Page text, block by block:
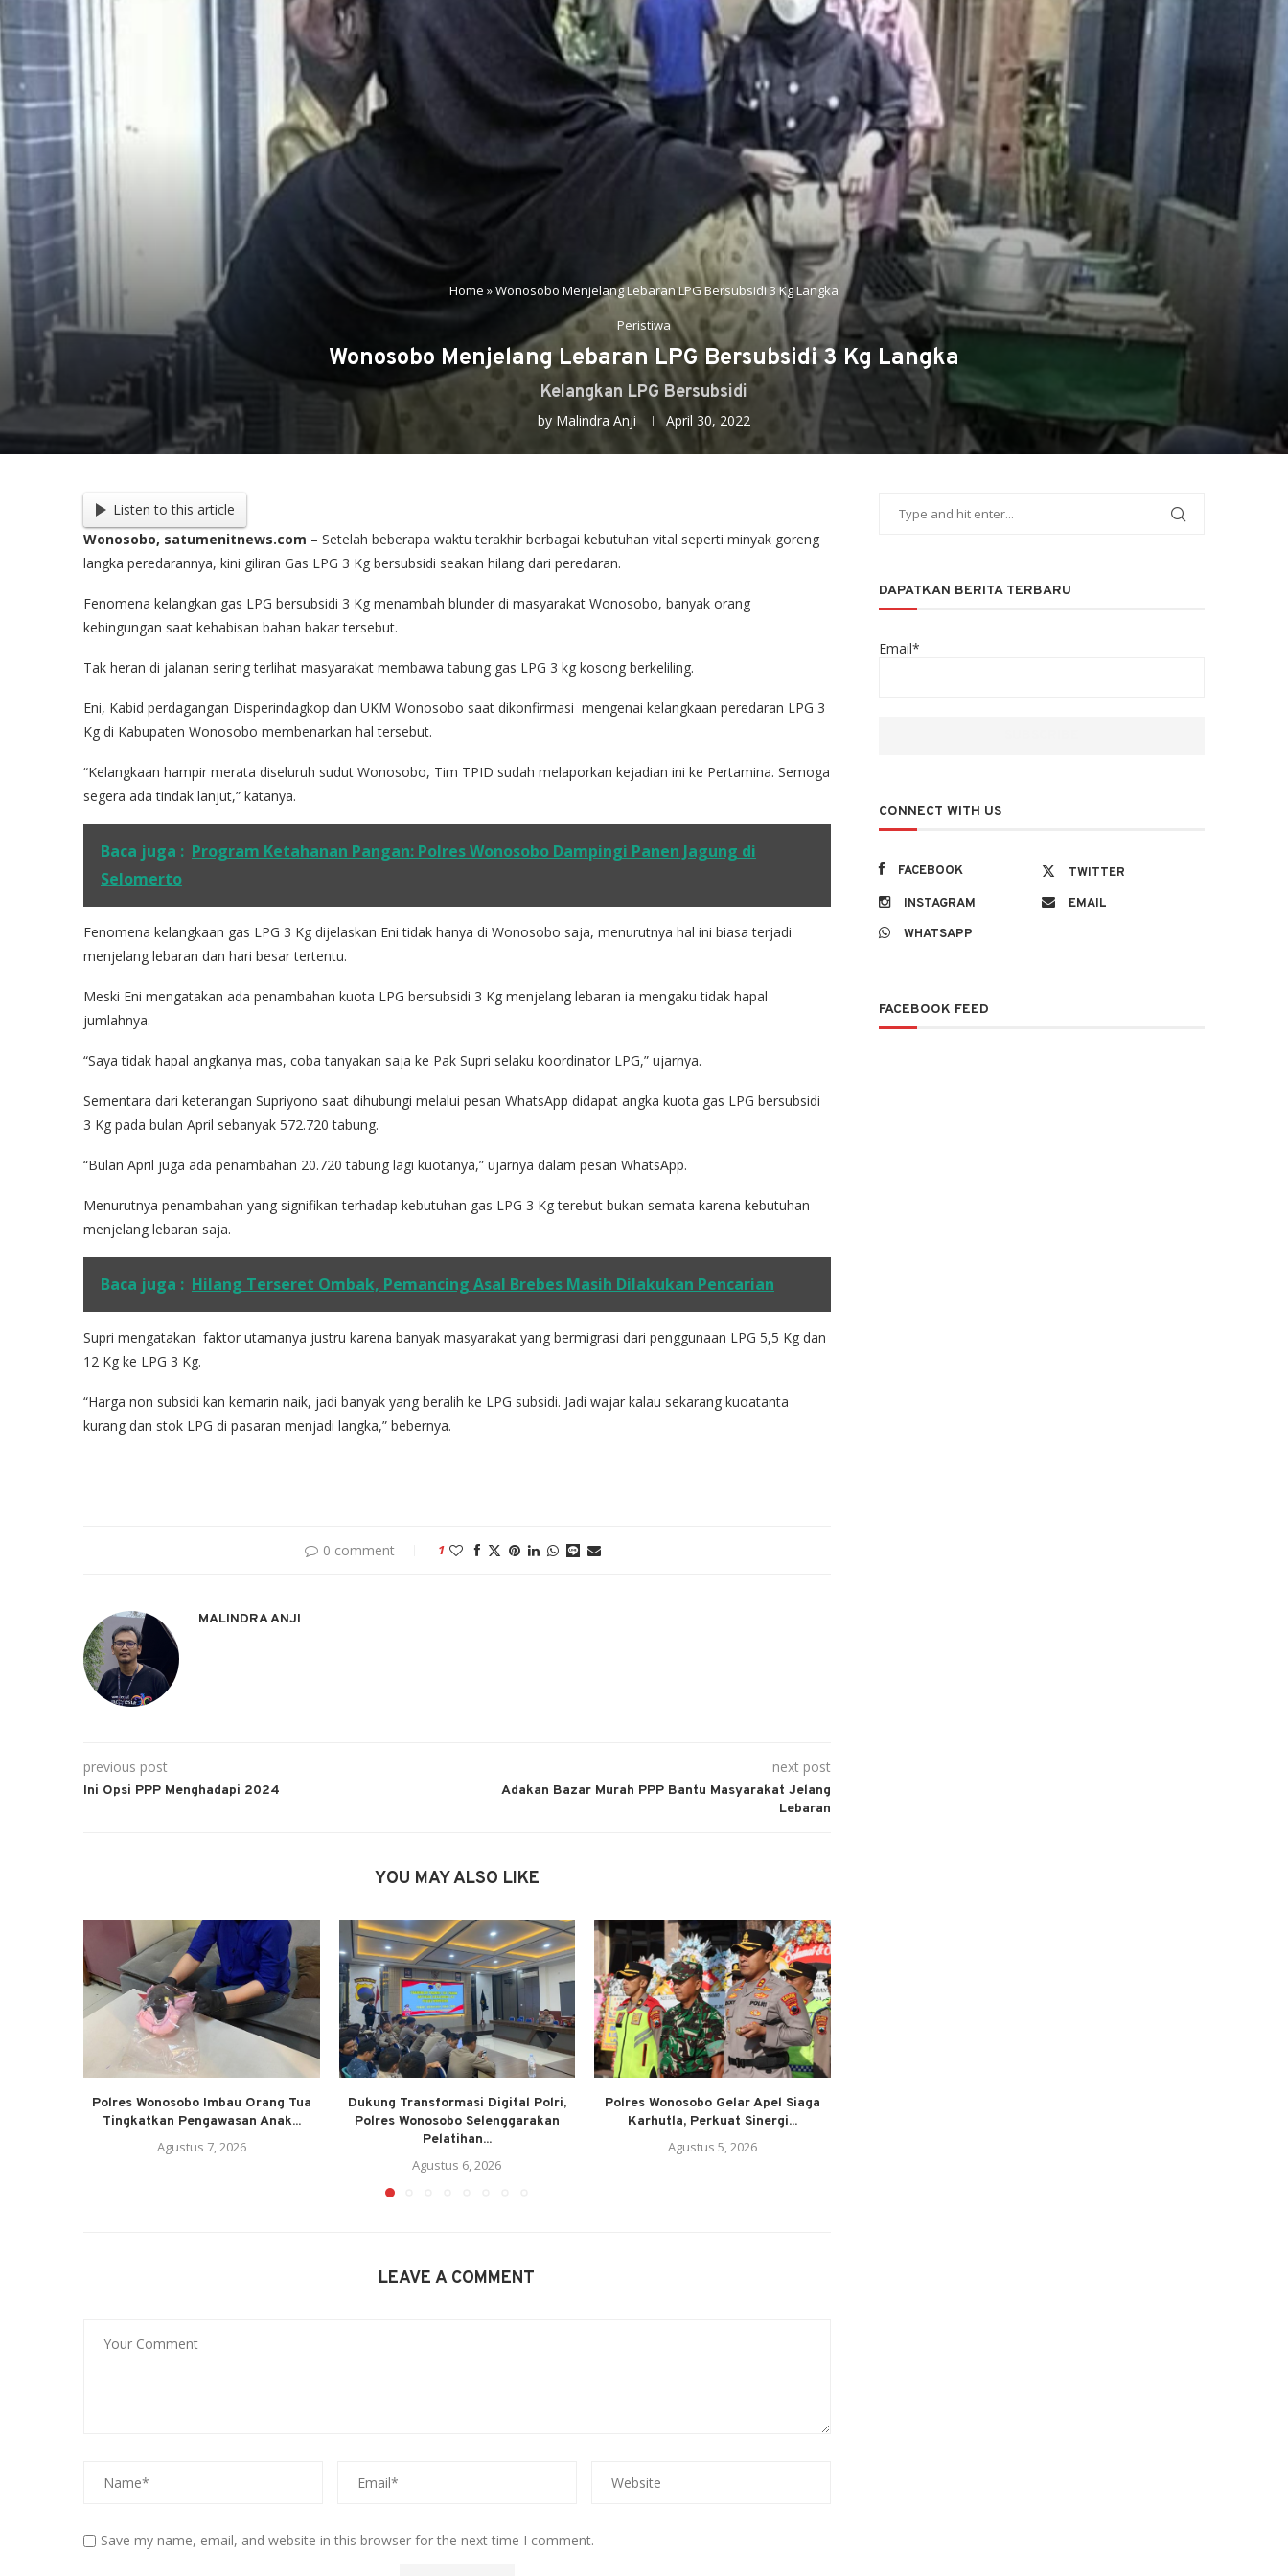
Home »Wonosobo Menjelang Lebaran LPG Bersubsidi 3 Kg Langka
Peristiwa
Wonosobo Menjelang Lebaran LPG Bersubsidi 3 Kg Langka
Kelangkan LPG Bersubsidi
by Malindra Anji April 30, 2022
Listen to this article
Wonosobo, satumenitnews.com – Setelah beberapa waktu terakhir berbagai kebutuhan vital seperti minyak goreng
langka peredarannya, kini giliran Gas LPG 3 Kg bersubsidi seakan hilang dari peredaran.
Fenomena kelangkan gas LPG bersubsidi 3 Kg menambah blunder di masyarakat Wonosobo, banyak orang
kebingungan saat kehabisan bahan bakar tersebut.
Tak heran di jalanan sering terlihat masyarakat membawa tabung gas LPG 3 kg kosong berkeliling.
Eni, Kabid perdagangan Disperindagkop dan UKM Wonosobo saat dikonfirmasi mengenai kelangkaan peredaran LPG 3
Kg di Kabupaten Wonosobo membenarkan hal tersebut.
“Kelangkaan hampir merata diseluruh sudut Wonosobo, Tim TPID sudah melaporkan kejadian ini ke Pertamina. Semoga
segera ada tindak lanjut,” katanya.
Baca juga : Program Ketahanan Pangan: Polres Wonosobo Dampingi Panen Jagung di
Selomerto
Fenomena kelangkaan gas LPG 3 Kg dijelaskan Eni tidak hanya di Wonosobo saja, menurutnya hal ini biasa terjadi
menjelang lebaran dan hari besar tertentu.
Meski Eni mengatakan ada penambahan kuota LPG bersubsidi 3 Kg menjelang lebaran ia mengaku tidak hapal
jumlahnya.
“Saya tidak hapal angkanya mas, coba tanyakan saja ke Pak Supri selaku koordinator LPG,” ujarnya.
Sementara dari keterangan Supriyono saat dihubungi melalui pesan WhatsApp didapat angka kuota gas LPG bersubsidi
3 Kg pada bulan April sebanyak 572.720 tabung.
“Bulan April juga ada penambahan 20.720 tabung lagi kuotanya,” ujarnya dalam pesan WhatsApp.
Menurutnya penambahan yang signifikan terhadap kebutuhan gas LPG 3 Kg terebut bukan semata karena kebutuhan
menjelang lebaran saja.
Baca juga : Hilang Terseret Ombak, Pemancing Asal Brebes Masih Dilakukan Pencarian
Supri mengatakan faktor utamanya justru karena banyak masyarakat yang bermigrasi dari penggunaan LPG 5,5 Kg dan
12 Kg ke LPG 3 Kg.
“Harga non subsidi kan kemarin naik, jadi banyak yang beralih ke LPG subsidi. Jadi wajar kalau sekarang kuoatanta
kurang dan stok LPG di pasaran menjadi langka,” bebernya.
0 comment 1
MALINDRA ANJI
previous post
Ini Opsi PPP Menghadapi 2024
next post
Adakan Bazar Murah PPP Bantu Masyarakat Jelang
Lebaran
YOU MAY ALSO LIKE
Polres Wonosobo Imbau Orang Tua
Tingkatkan Pengawasan Anak...
Agustus 7, 2026
Dukung Transformasi Digital Polri,
Polres Wonosobo Selenggarakan
Pelatihan...
Agustus 6, 2026
Polres Wonosobo Gelar Apel Siaga
Karhutla, Perkuat Sinergi...
Agustus 5, 2026
LEAVE A COMMENT
Save my name, email, and website in this browser for the next time I comment.
DAPATKAN BERITA TERBARU
Email*
CONNECT WITH US
FACEBOOK
TWITTER
INSTAGRAM
EMAIL
WHATSAPP
FACEBOOK FEED